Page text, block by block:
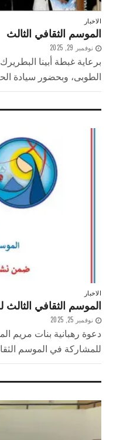
الاخبار
الموسم الثقافي الثالث
نوفمبر 29, 2025
برعاية غبطة أبينا
الطوبى، وبحضور سيادة
الاخبار
الموسم الثقافي الثالث
نوفمبر 25, 2025
دعوة رهبانية بنات مريم
للمشاركة في الموسم